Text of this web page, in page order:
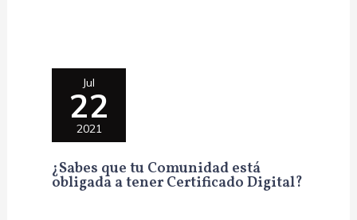
Jul
22
2021
¿Sabes que tu Comunidad está
obligada a tener Certificado Digital?